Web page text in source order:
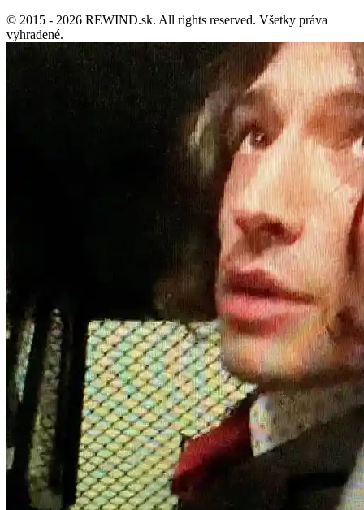
© 2015 - 2026 REWIND.sk. All rights reserved. Všetky práva
vyhradené.